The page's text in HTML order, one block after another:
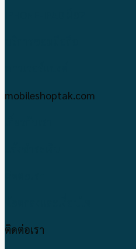
mobileshoptak.com
ติดต่อเรา